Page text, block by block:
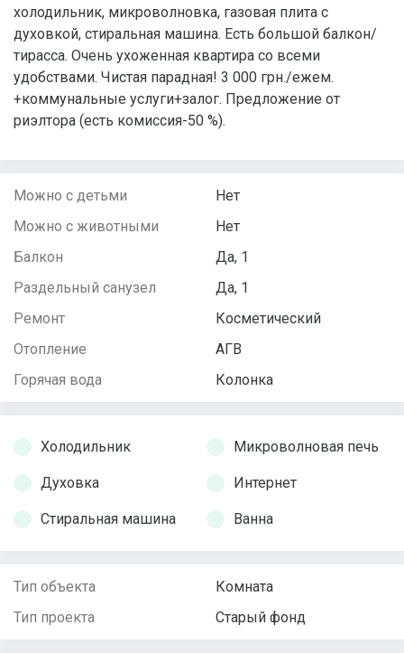
холодильник, микроволновка, газовая плита с
духовкой, стиральная машина. Есть большой балкон/
тирасса. Очень ухоженная квартира со всеми
удобствами. Чистая парадная! 3 000 грн./ежем.
+коммунальные услуги+залог. Предложение от
риэлтора (есть комиссия-50 %).
Можно с детьми
Нет
Можно с животными
Нет
Балкон
Да, 1
Раздельный санузел
Да, 1
Ремонт
Косметический
Отопление
АГВ
Горячая вода
Колонка
Холодильник
Духовка
Стиральная машина
Микроволновая печь
Интернет
Ванна
Тип объекта
Комната
Тип проекта
Старый фонд